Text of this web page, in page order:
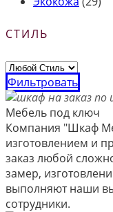
СТИЛЬ
Фильтровать
Мебель под ключ
Компания "Шкаф
изготовлением и
заказ любой
замер,
выполняют наши
сотрудники.